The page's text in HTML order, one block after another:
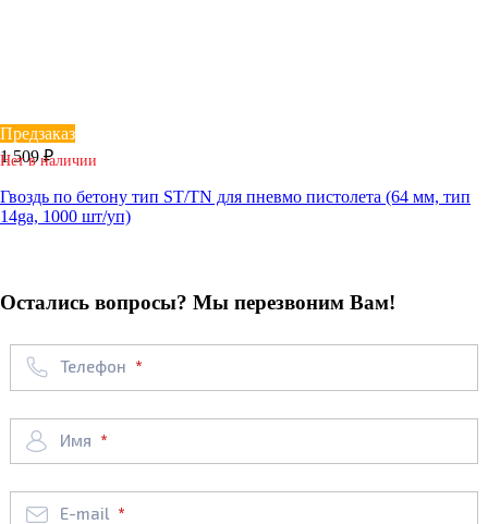
Предзаказ
1 509 ₽
Нет в наличии
Гвоздь по бетону тип ST/TN для пневмо пистолета (64 мм, тип
14ga, 1000 шт/уп)
Остались вопросы? Мы перезвоним Вам!
Телефон
Имя
E-mail